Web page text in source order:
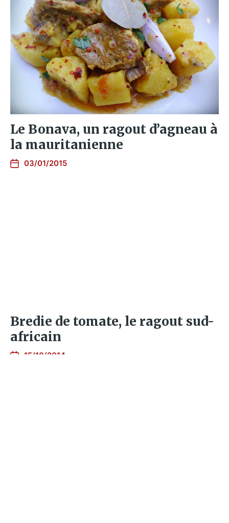
Le Bonava, un ragout d’agneau à
la mauritanienne
03/01/2015
Bredie de tomate, le ragout sud-
africain
15/10/2014